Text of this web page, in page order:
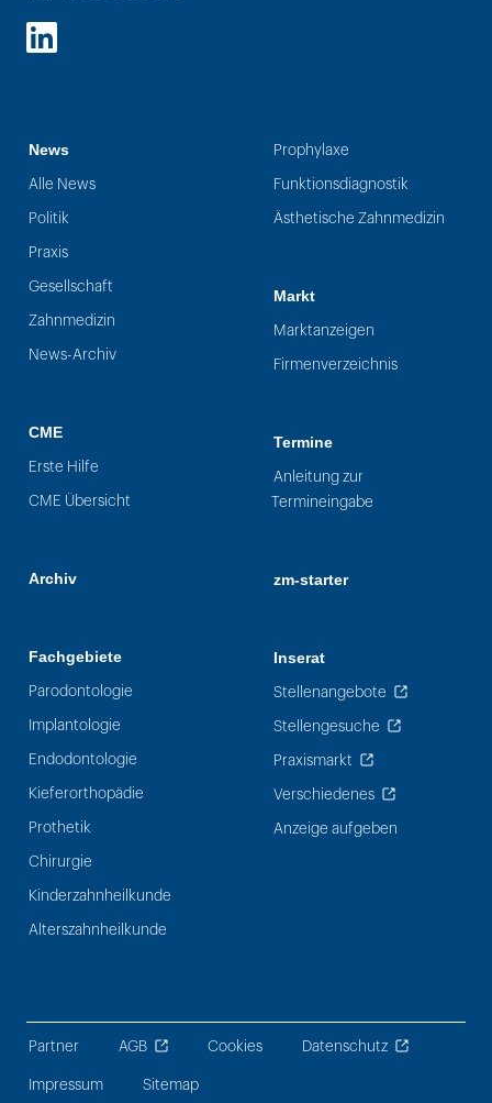
LinkedIn
News
Alle News
Politik
Praxis
Gesellschaft
Zahnmedizin
News-Archiv
CME
Erste Hilfe
CME Übersicht
Archiv
Fachgebiete
Parodontologie
Implantologie
Endodontologie
Kieferorthopädie
Prothetik
Chirurgie
Kinderzahnheilkunde
Alterszahnheilkunde
Prophylaxe
Funktionsdiagnostik
Ästhetische Zahnmedizin
Markt
Marktanzeigen
Firmenverzeichnis
Termine
Anleitung zur
Termineingabe
zm-starter
Inserat
Stellenangebote
Stellengesuche
Praxismarkt
Verschiedenes
Anzeige aufgeben
Partner AGB Cookies Datenschutz
Impressum Sitemap